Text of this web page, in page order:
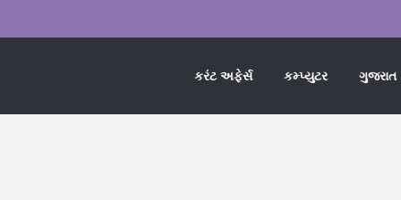
કરંટ અફેર્સ કમ્પ્યુટર ગુજરાત